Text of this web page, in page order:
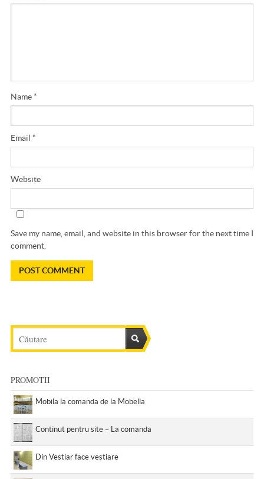
Name*
Email *
Website
Save my name, email, and website in this browser for the next time I
comment.
PROMOTII
Mobila la comanda de la Mobella
Continut pentru site – La comanda
Din Vestiar face vestiare